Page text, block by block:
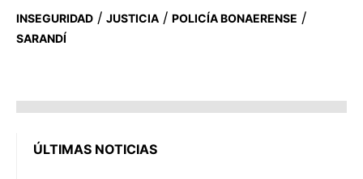
INSEGURIDAD / JUSTICIA / POLICÍA BONAERENSE /
SARANDÍ
ÚLTIMAS NOTICIAS